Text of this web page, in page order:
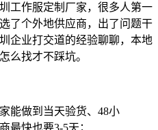
工作服定制厂家，很多人第一
了个外地供应商，出了问题干
企业打交道的经验聊聊，本地
么找才不踩坑。
能做到当天验货、48小
最快也要3-5天；